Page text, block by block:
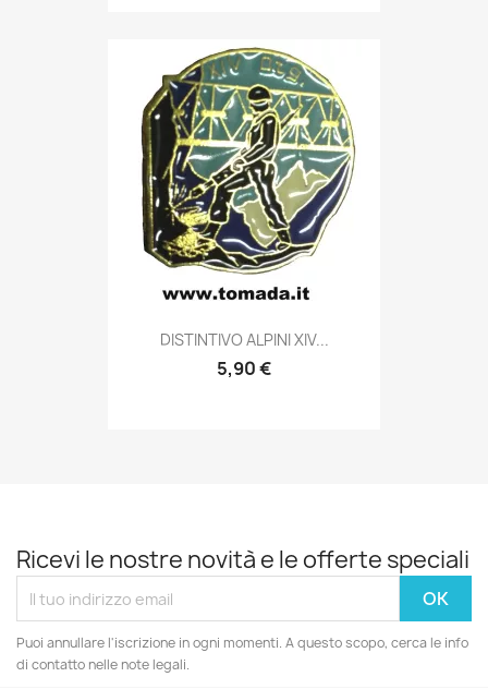
Anteprima
DISTINTIVO ALPINI XIV...
5,90 €
Ricevi le nostre novità e le offerte speciali
Puoi annullare l'iscrizione in ogni momenti. A questo scopo, cerca le info
di contatto nelle note legali.